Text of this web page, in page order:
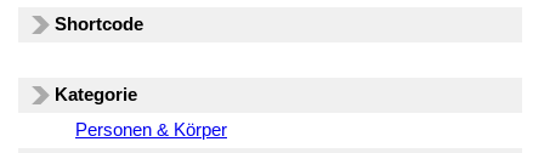
Shortcode
Kategorie
Personen & Körper